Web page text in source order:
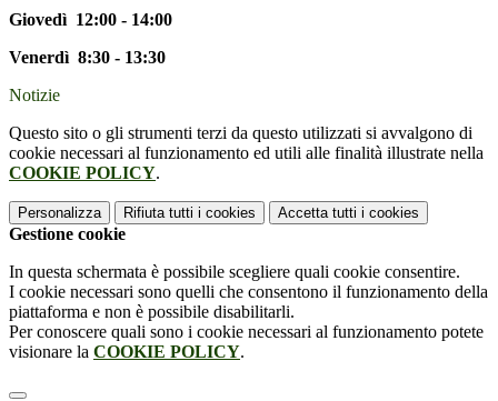
Giovedì 12:00 - 14:00
Venerdì 8:30 - 13:30
Notizie
Questo sito o gli strumenti terzi da questo utilizzati si avvalgono di
cookie necessari al funzionamento ed utili alle finalità illustrate nella
COOKIE POLICY.
Personalizza Rifiuta tutti i cookies Accetta tutti i cookies
Gestione cookie
In questa schermata è possibile scegliere quali cookie consentire.
I cookie necessari sono quelli che consentono il funzionamento della
piattaforma e non è possibile disabilitarli.
Per conoscere quali sono i cookie necessari al funzionamento potete
visionare la COOKIE POLICY.